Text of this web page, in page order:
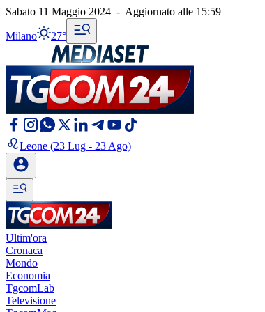
Sabato 11 Maggio 2024 - Aggiornato alle 15:59
Milano 27°
Leone (23 Lug - 23 Ago)
Ultim'ora
Cronaca
Mondo
Economia
TgcomLab
Televisione